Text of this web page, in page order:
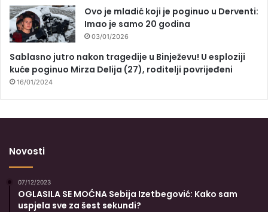
Ovo je mladić koji je poginuo u Derventi:
Imao je samo 20 godina
03/01/2026
Sablasno jutro nakon tragedije u Binježevu! U esploziji
kuće poginuo Mirza Delija (27), roditelji povrijeđeni
16/01/2024
Novosti
07/12/2023
OGLASILA SE MOĆNA Sebija Izetbegović: Kako sam
uspjela sve za šest sekundi?